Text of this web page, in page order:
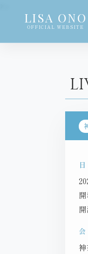
LISA ONO
OFFICIAL WEBSITE
会